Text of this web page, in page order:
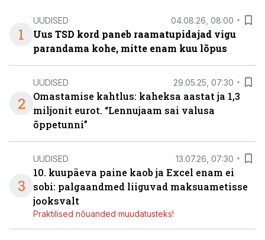
1
UUDISED 04.08.26, 08:00
Uus TSD kord paneb raamatupidajad vigu
parandama kohe, mitte enam kuu lõpus
2
UUDISED 29.05.25, 07:30
Omastamise kahtlus: kaheksa aastat ja 1,3
miljonit eurot. “Lennujaam sai valusa
õppetunni”
3
UUDISED 13.07.26, 07:30
10. kuupäeva paine kaob ja Excel enam ei
sobi: palgaandmed liiguvad maksuametisse
jooksvalt
Praktilised nõuanded muudatusteks!